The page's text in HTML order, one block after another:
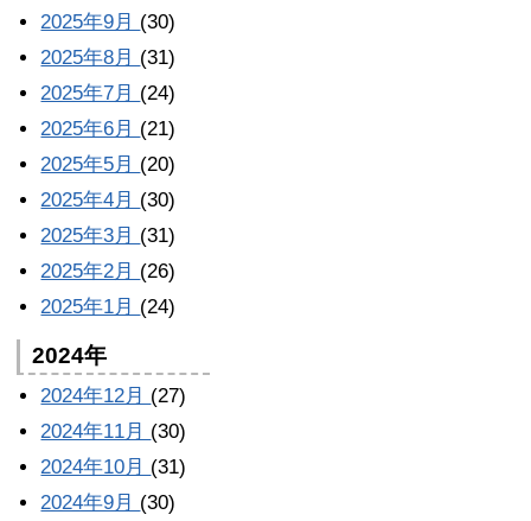
2025年9月 (30)
2025年8月 (31)
2025年7月 (24)
2025年6月 (21)
2025年5月 (20)
2025年4月 (30)
2025年3月 (31)
2025年2月 (26)
2025年1月 (24)
2024年
2024年12月 (27)
2024年11月 (30)
2024年10月 (31)
2024年9月 (30)